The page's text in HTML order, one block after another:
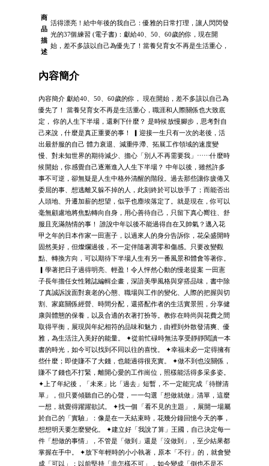
商
品
描
述
活得漂亮！給中年後的我自己：優雅的日常打理，讓人閃閃發
光的37個練習 (電子書)：獻給40、50、60歲的你，現在開
始，差不多該以自己為優先了！當養兒育女不再是生活重心，
內容簡介
內容簡介 獻給40、50、60歲的你， 現在開始，差不多該以自己為
優先了！ 當養兒育女不再是生活重心，職涯和人際關係也大致底
定， 你的人生下半場，還剩下什麼？ 是時候放慢腳步，思考對自
己來說，什麼是真正重要的事！ ▎迎接一生只有一次的老後，活
出最舒服的自己 體力衰退、減重停滯、拓展工作領域的速度變
慢、對未知世界的期待減少、擔心「別人不再需要我」⋯⋯什麼時
候開始，你感覺自己逐漸進入人生下半場？ 中年以後，雖然許多
事不可逆，卻無疑是人生中格外清醒的階段。過去那些讓你疲倦又
委屈的事、想逃離又躲不掉的人，此刻終於可以放手了；而能否出
人頭地、升遷加薪的想望，似乎也塵埃落定了。就是現在，你可以
毫無顧慮地將焦點轉向自身，用心善待自己，只留下真心嚮往、舒
服且充滿熱情的事！ 誰說中年以後不能過得自在又帥氣？邁入花
甲之年的日本作家一田憲子，以過來人的身分告訴你，花朵盛開時
固然美好，但燦爛過後，不一定伴隨著凋零和傷感。只要改變觀
點、轉換方向，可以期待下半場人生有另一番風景和體會等著你。
▎學著把日子過得明亮、輕盈！令人怦然心動的慢老提案 一田憲
子長年擔任女性雜誌編輯企畫，深諳美學風格與穿搭品味，書中除
了真誠訴說面對衰老的心態、職場與工作的變化、人際的把握與切
割、家庭關係經營、時間分配，還搭配作者的生活實景照，分享健
康與體態的保養，以及合適的衣著打扮等。教你在時尚與花費之間
取得平衡，展現與年紀相符的品味和魅力，由裡到外散發清爽、優
雅，為生活注入美好的能量。 ✦從前忙碌時無法享受靜靜閱讀一本
書的時光，如今可以找到不同以往的喜悅。 ✦幸福未必一定得擁有
些什麼；即使賺不了大錢，也能過得很充實。 ✦做不到也沒關係，
賺不了錢也不打緊，離開心愛的工作崗位，照樣能活得多采多姿。
✦上了年紀後，「未來」比「過去」短暫，不一定能完成「待辦清
單」，但只要傾聽自己的心聲，一一勾選「想做就做」清單，這麼
一想，就覺得躍躍欲試。 ✦找一個「看不見的主題」，展開一場屬
於自己的「實驗」：像是在一天結束時，花幾分鐘回憶今天的事，
想想明天要怎麼變化。 ✦建立好「我說了算」王國，自己決定每一
件「想做的事情」，不管是「做到」還是「沒做到」，至少結果都
掌握在手中。 ✦放下年輕時的小小執著，原本「不行」的，就會變
成「可以」；以前堅持「非怎樣不可」，如今變成「倒也不是不